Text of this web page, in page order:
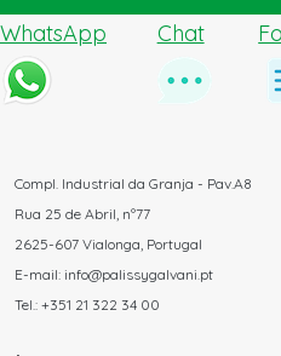
WhatsApp Chat
Compl. Industrial da Granja - Pav.A8
Rua 25 de Abril, nº77
2625-607 Vialonga, Portugal
E-mail: info@palissygalvani.pt
Tel.: +351 21 322 34 00